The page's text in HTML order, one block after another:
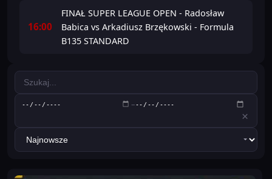
–
×
16:00
FINAŁ SUPER LEAGUE OPEN - Radosław
Babica vs Arkadiusz Brzękowski - Formula
B135 STANDARD